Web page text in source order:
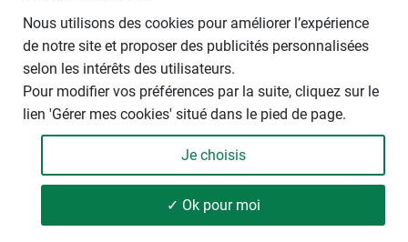
- +
Prix bas
Ajouter
Nous utilisons des cookies pour améliorer l’expérience
de notre site et proposer des publicités personnalisées
selon les intérêts des utilisateurs.
Pour modifier vos préférences par la suite, cliquez sur le
lien 'Gérer mes cookies' situé dans le pied de page.
Je choisis
✓ Ok pour moi